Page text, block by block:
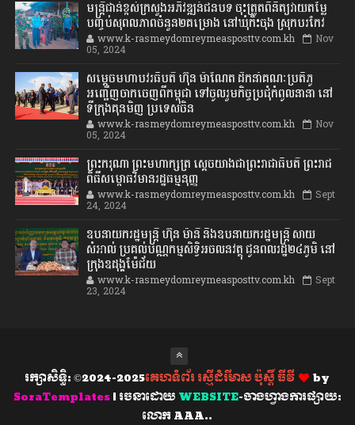
មន្ត្រីជាន់ខ្ពស់ក្រសួងអភិវឌ្ឍន៍ជនបទ ចុះត្រួតពិនិត្យវាយតម្លៃ
បញ្ចប់សុពលភាពចំនួន២គម្រោង នៅឃុំកិះចុង ស្រុកបរកែវ
www.k-rasmeydomreymeasposttv.com.kh Nov
05, 2024
សម្តេចមហាបវរធិបតី ហ៊ុន ម៉ាណែត ដឹកនាំគណៈប្រតិភូ
អញ្ជើញចាកចេញពីកម្ពុជា ទៅចូលរួមកិច្ចប្រជុំកំពូលនានា នៅ
ទីក្រុងគុនមិញ ប្រទេសចិន
www.k-rasmeydomreymeasposttv.com.kh Nov
05, 2024
ព្រះករុណា ព្រះមហាក្សត្រ ស្តេចយាងជាព្រះរាជាធិបតី ព្រះរាជ
ពិធីសម្ពោធវិមានរដ្ឋធម្មនុញ្ញ
www.k-rasmeydomreymeasposttv.com.kh Sept
24, 2024
ឧបនាយករដ្ឋមន្ដ្រី ហ៊ុន ម៉ានី និងឧបនាយករដ្ឋមន្ដ្រី សាយ
សំអាល់ ប្រគល់បណ្ណកម្មសិទ្ធិអចលនវត្ថុ ជូនពលរដ្ឋ២៤ភូមិ នៅ
ក្រុងឧដុង្គម៉ែជ័យ
www.k-rasmeydomreymeasposttv.com.kh Sept
23, 2024
រក្សាសិទ្ធិ: ©2024-2025គេហទំព័រ រស្មីដំរីមាស ប៉ុស្តិ៍ ធីវី
by
SoraTemplates| រចនាដោយ WEBSITE-ចាងហ្វាងការផ្សាយ:
លោក AAA..